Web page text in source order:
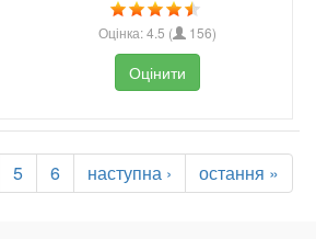
Оцінка:4.5 ( 156)
Оцінити
5 6 наступна › остання »